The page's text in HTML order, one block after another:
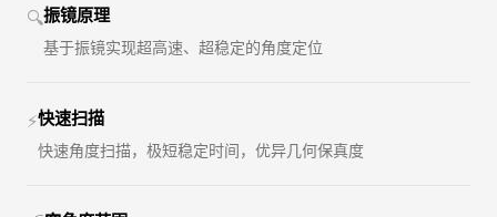
🔍振镜原理
基于振镜实现超高速、超稳定的角度定位
⚡快速扫描
快速角度扫描，极短稳定时间，优异几何保真度